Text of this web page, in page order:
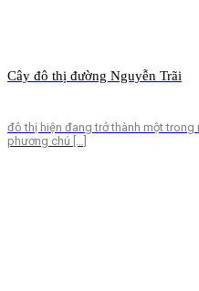
Cây đô thị đường Nguyễn Trãi
đô thị hiện đang trở thành một
phương chú […]